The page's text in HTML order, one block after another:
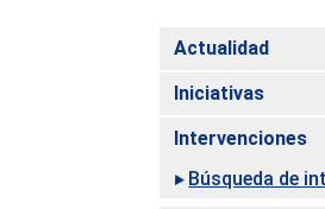
Actualidad
Iniciativas
Intervenciones
Búsqueda de